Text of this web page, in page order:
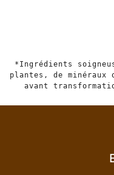
*Ingrédients
plantes, de minéraux
avant